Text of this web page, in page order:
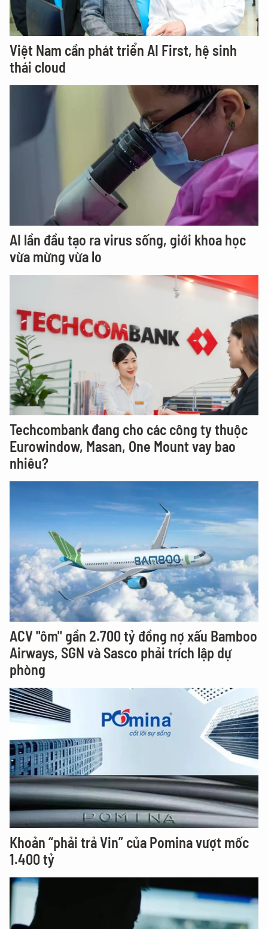
Việt Nam cần phát triển AI First, hệ sinh
thái cloud
AI lần đầu tạo ra virus sống, giới khoa học
vừa mừng vừa lo
Techcombank đang cho các công ty thuộc
Eurowindow, Masan, One Mount vay bao
nhiêu?
ACV "ôm" gần 2.700 tỷ đồng nợ xấu Bamboo
Airways, SGN và Sasco phải trích lập dự
phòng
Khoản “phải trả Vin” của Pomina vượt mốc
1.400 tỷ